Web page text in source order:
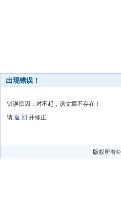
出现错误！
错误原因：对不起，该文章不存在！
请 返 回 并修正
版权所有©